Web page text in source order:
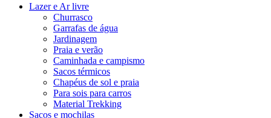
Lazer e Ar livre
Churrasco
Garrafas de água
Jardinagem
Praia e verão
Caminhada e campismo
Sacos térmicos
Chapéus de sol e praia
Para sois para carros
Material Trekking
Sacos e mochilas